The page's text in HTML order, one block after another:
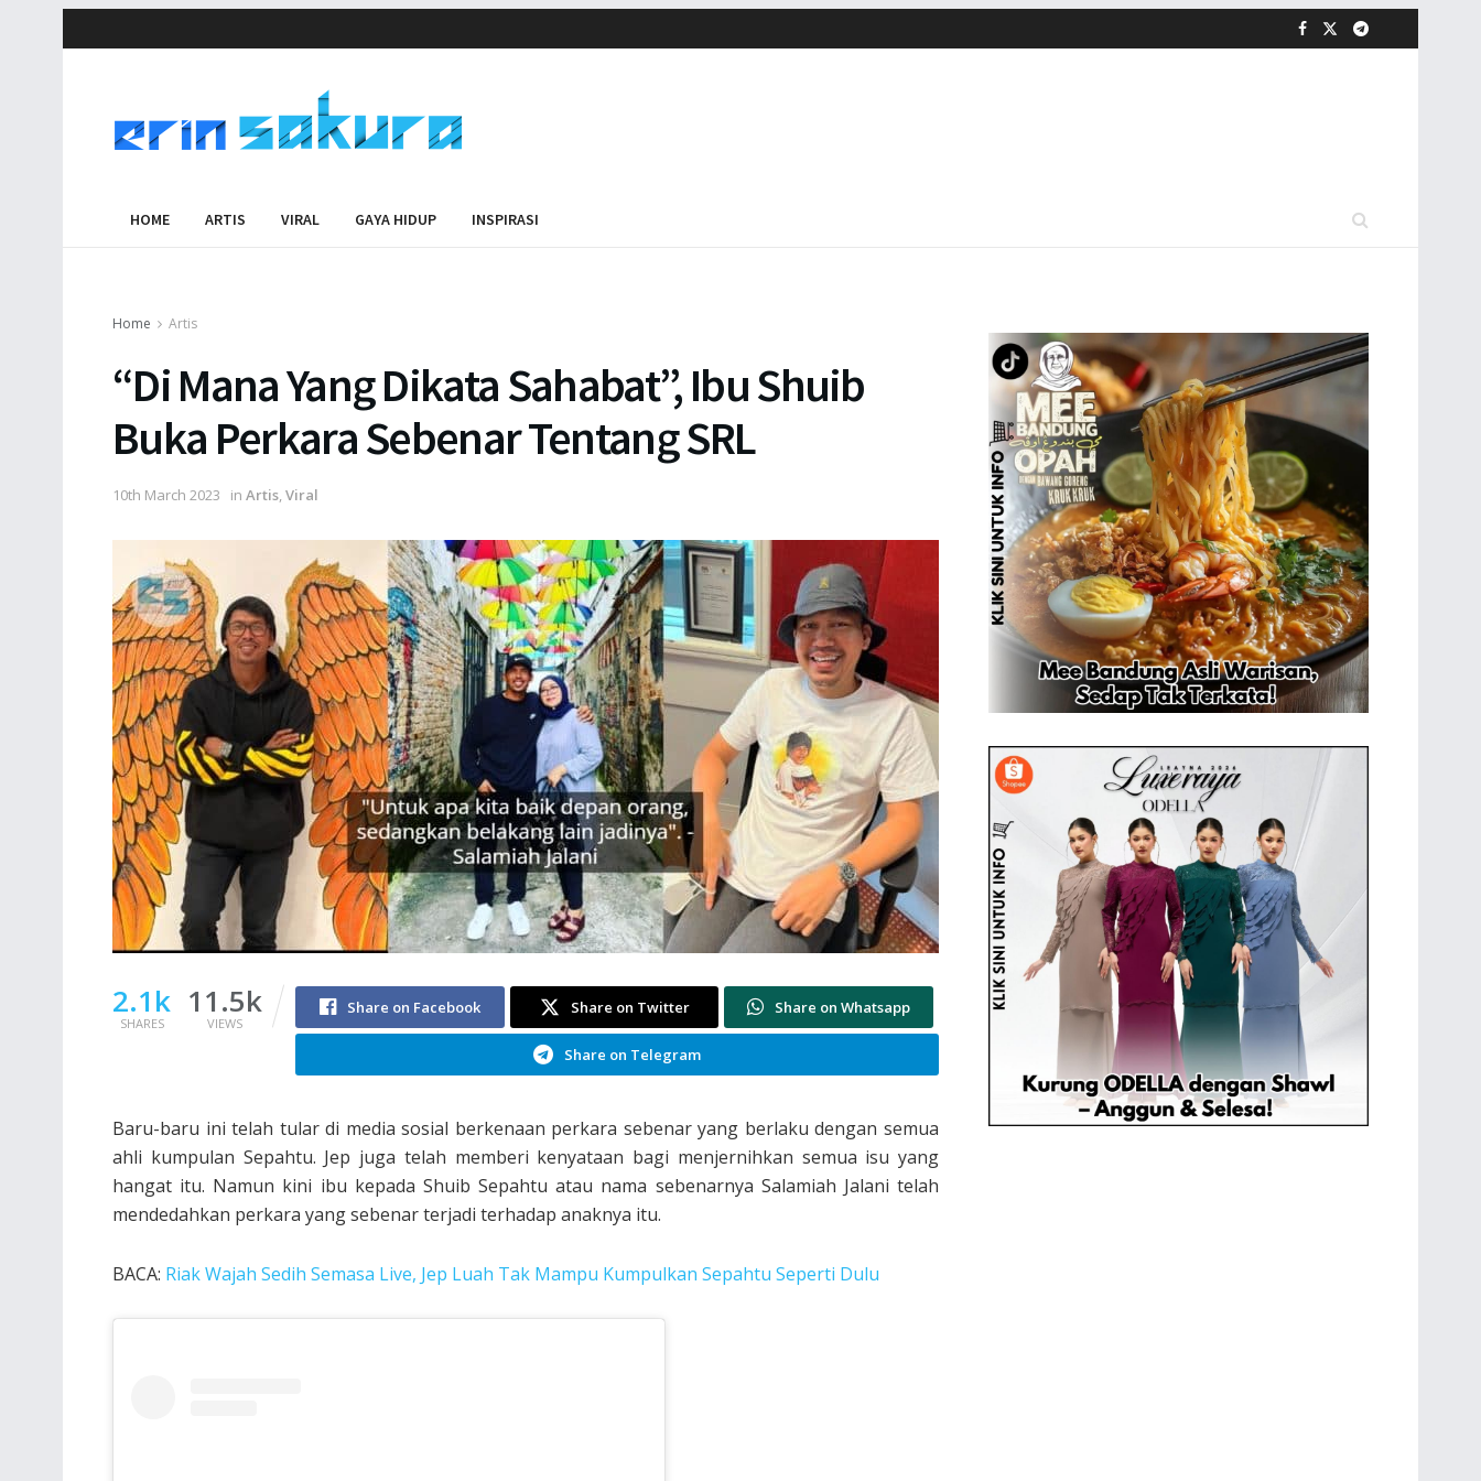
HOME ARTIS VIRAL GAYA HIDUP INSPIRASI
Home Artis
“Di Mana Yang Dikata Sahabat”, Ibu Shuib
Buka Perkara Sebenar Tentang SRL
10th March 2023 in Artis,Viral
2.1k
SHARES
11.5k
VIEWS
Share on Facebook Share on Twitter Share on Whatsapp
Share on Telegram
Baru-baru ini telah tular di media sosial berkenaan perkara sebenar yang berlaku dengan semua
ahli kumpulan Sepahtu. Jep juga telah memberi kenyataan bagi menjernihkan semua isu yang
hangat itu. Namun kini ibu kepada Shuib Sepahtu atau nama sebenarnya Salamiah Jalani telah
mendedahkan perkara yang sebenar terjadi terhadap anaknya itu.
BACA: Riak Wajah Sedih Semasa Live, Jep Luah Tak Mampu Kumpulkan Sepahtu Seperti Dulu